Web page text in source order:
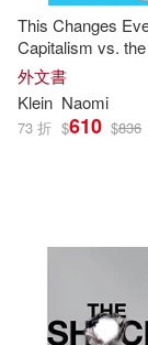
Joe/
Joshua
June/
Katherine
Laura
作者/演唱/
價格
範圍
This Changes
Capitalism vs.
外文書
Klein Naomi
73 折 $610 $836